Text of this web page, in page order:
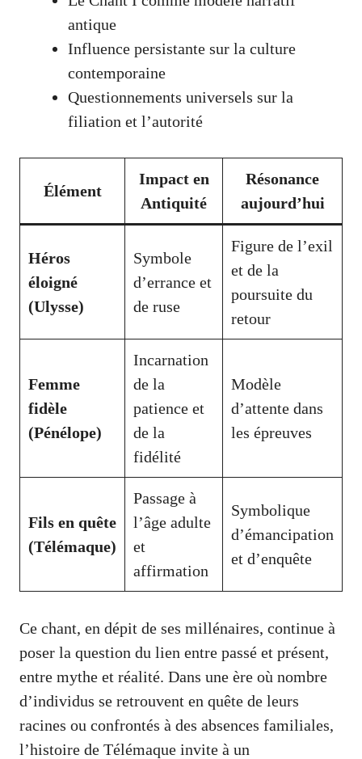
antique
Influence persistante sur la culture
contemporaine
Questionnements universels sur la
filiation et l’autorité
Élément
Impact en
Antiquité
Résonance
aujourd’hui
Héros
éloigné
(Ulysse)
Symbole
d’errance et
de ruse
Figure de l’exil
et de la
poursuite du
retour
Femme
fidèle
(Pénélope)
Incarnation
de la
patience et
de la
fidélité
Modèle
d’attente dans
les épreuves
Fils en quête
(Télémaque)
Passage à
l’âge adulte
et
affirmation
Symbolique
d’émancipation
et d’enquête
Ce chant, en dépit de ses millénaires, continue à
poser la question du lien entre passé et présent,
entre mythe et réalité. Dans une ère où nombre
d’individus se retrouvent en quête de leurs
racines ou confrontés à des absences familiales,
l’histoire de Télémaque invite à un